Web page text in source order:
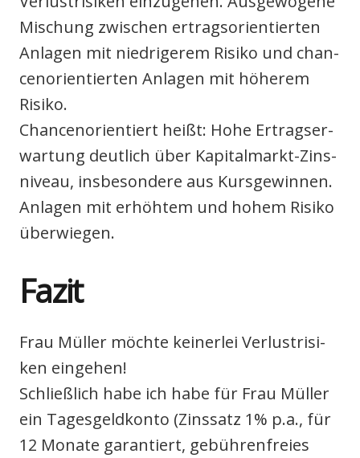
Mischung zwi­schen ertrags­ori­en­tier­ten
Anla­gen mit nied­ri­ge­rem Risi­ko und chan­
cen­ori­en­tier­ten Anla­gen mit höhe­rem
Risi­ko.
Chan­cen­ori­en­tiert heißt: Hohe Ertrags­er­
war­tung deut­lich über Kapi­tal­markt-Zins­
ni­veau, ins­be­son­de­re aus Kurs­ge­win­nen.
Anla­gen mit erhöh­tem und hohem Risi­ko
über­wie­gen.
Fazit
Frau Mül­ler möch­te kei­ner­lei Ver­lust­ri­si­
ken ein­ge­hen!
Schließ­lich habe ich habe für Frau Mül­ler
ein Tages­geld­kon­to (Zins­satz 1% p.a., für
12 Mona­te garan­tiert, gebüh­ren­frei­es